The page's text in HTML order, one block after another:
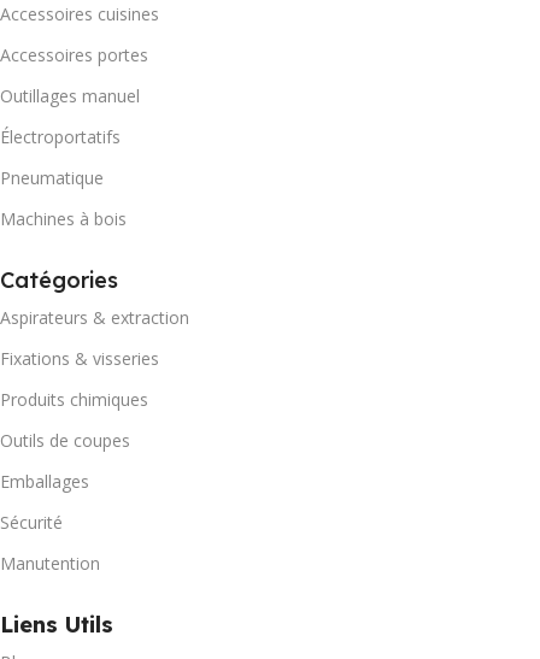
Accessoires cuisines
Accessoires portes
Outillages manuel
Électroportatifs
Pneumatique
Machines à bois
Catégories
Aspirateurs & extraction
Fixations & visseries
Produits chimiques
Outils de coupes
Emballages
Sécurité
Manutention
Liens Utils